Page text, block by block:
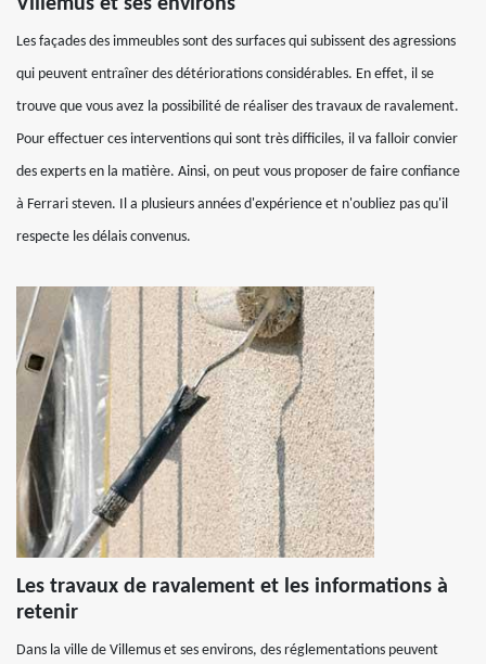
Villemus et ses environs
Les façades des immeubles sont des surfaces qui subissent des agressions
qui peuvent entraîner des détériorations considérables. En effet, il se
trouve que vous avez la possibilité de réaliser des travaux de ravalement.
Pour effectuer ces interventions qui sont très difficiles, il va falloir convier
des experts en la matière. Ainsi, on peut vous proposer de faire confiance
à Ferrari steven. Il a plusieurs années d'expérience et n'oubliez pas qu'il
respecte les délais convenus.
Les travaux de ravalement et les informations à
retenir
Dans la ville de Villemus et ses environs, des réglementations peuvent